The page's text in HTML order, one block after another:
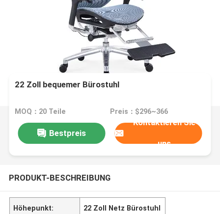
22 Zoll bequemer Bürostuhl
MOQ：20 Teile Preis：$296~366
Bestpreis
Kontaktieren Sie
uns
PRODUKT-BESCHREIBUNG
Höhepunkt: 22 Zoll Netz Bürostuhl